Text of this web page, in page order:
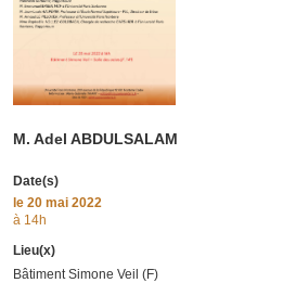
M. Adel ABDULSALAM
Date(s)
le 20 mai 2022
à 14h
Lieu(x)
Bâtiment Simone Veil (F)